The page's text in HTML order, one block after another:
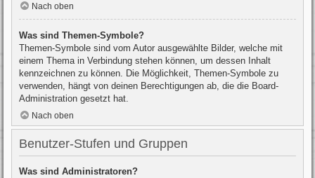
Nach oben
Was sind Themen-Symbole?
Themen-Symbole sind vom Autor ausgewählte Bilder, welche mit
einem Thema in Verbindung stehen können, um dessen Inhalt
kennzeichnen zu können. Die Möglichkeit, Themen-Symbole zu
verwenden, hängt von deinen Berechtigungen ab, die die Board-
Administration gesetzt hat.
Nach oben
Benutzer-Stufen und Gruppen
Was sind Administratoren?